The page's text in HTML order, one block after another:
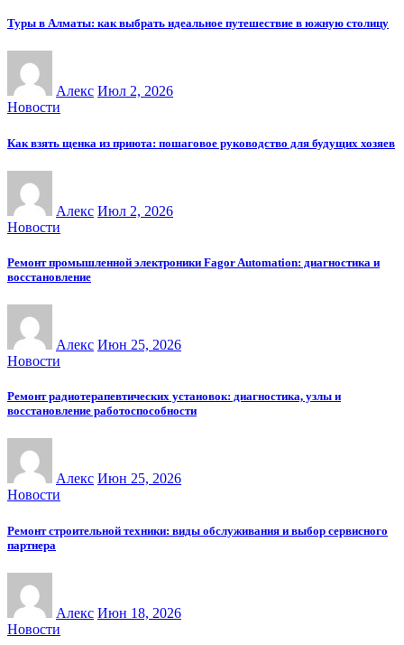
Туры в Алматы: как выбрать идеальное путешествие в южную столицу
Алекс Июл 2, 2026
Новости
Как взять щенка из приюта: пошаговое руководство для будущих хозяев
Алекс Июл 2, 2026
Новости
Ремонт промышленной электроники Fagor Automation: диагностика и
восстановление
Алекс Июн 25, 2026
Новости
Ремонт радиотерапевтических установок: диагностика, узлы и
восстановление работоспособности
Алекс Июн 25, 2026
Новости
Ремонт строительной техники: виды обслуживания и выбор сервисного
партнера
Алекс Июн 18, 2026
Новости